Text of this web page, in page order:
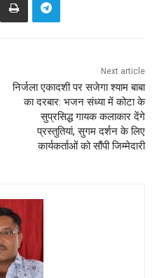
Next article
निर्जला एकादशी पर सजेगा श्याम बाबा
का दरबार: भजन संध्या में कोटा के
सुप्रसिद्ध गायक कलाकार देंगे
प्रस्तुतियां, सुगम दर्शन के लिए
कार्यकर्ताओं को सौंपी जिम्मेदारी